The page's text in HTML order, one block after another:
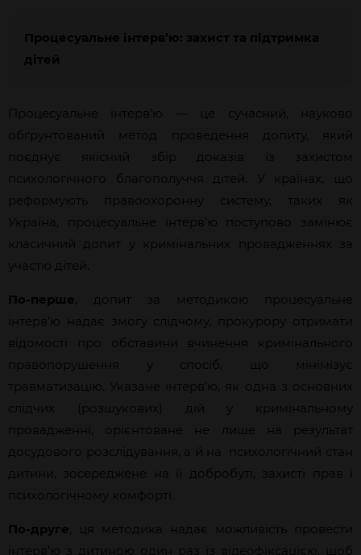
Процесуальне інтерв’ю: захист та підтримка
дітей
Процесуальне інтерв’ю — це сучасний, науково
обґрунтований метод проведення допиту, який
поєднує якісний збір доказів із захистом
психологічного благополуччя дітей. У країнах, що
реформують правоохоронну систему, таких як
Україна, процесуальне інтерв’ю поступово замінює
класичний допит у кримінальних провадженнях за
участю дітей.
По-перше
, допит за методикою процесуальне
інтерв’ю надає змогу слідчому, прокурору отримати
відомості про обставини вчинення кримінального
правопорушення у спосіб, що мінімізує
травматизацію. Указане інтерв’ю, як одна з основних
слідчих (розшукових) дій у кримінальному
провадженні, орієнтоване не лише на результат
досудового розслідування, а й на психологічний стан
дитини, зосереджене на її добробуті, захисті прав і
психологічному комфорті.
По-друге
, ця методика надає можливість провести
інтерв’ю з дитиною один раз із відеофіксацією, щоб